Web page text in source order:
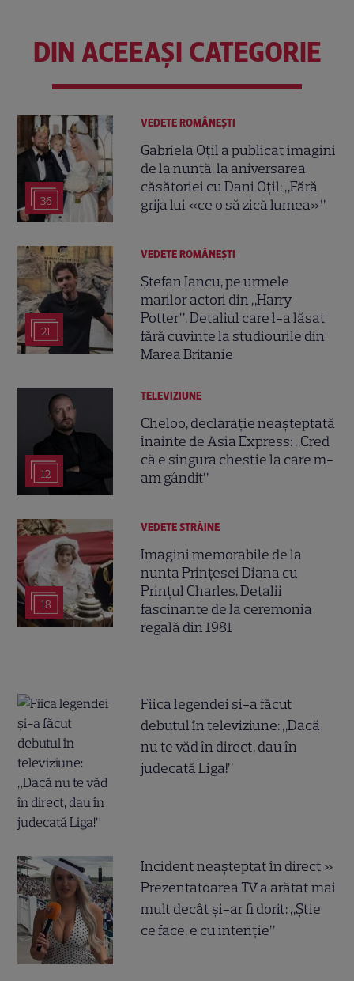
DIN ACEEAȘI CATEGORIE
36
VEDETE ROMÂNEŞTI
Gabriela Oțil a publicat imagini
de la nuntă, la aniversarea
căsătoriei cu Dani Oțil: „Fără
grija lui «ce o să zică lumea»”
21
VEDETE ROMÂNEŞTI
Ștefan Iancu, pe urmele
marilor actori din „Harry
Potter”. Detaliul care l-a lăsat
fără cuvinte la studiourile din
Marea Britanie
12
TELEVIZIUNE
Cheloo, declarație neașteptată
înainte de Asia Express: „Cred
că e singura chestie la care m-
am gândit”
18
VEDETE STRĂINE
Imagini memorabile de la
nunta Prințesei Diana cu
Prințul Charles. Detalii
fascinante de la ceremonia
regală din 1981
Fiica legendei și-a făcut
debutul în televiziune: „Dacă
nu te văd în direct, dau în
judecată Liga!”
Incident neașteptat în direct »
Prezentatoarea TV a arătat mai
mult decât și-ar fi dorit: „Știe
ce face, e cu intenție”